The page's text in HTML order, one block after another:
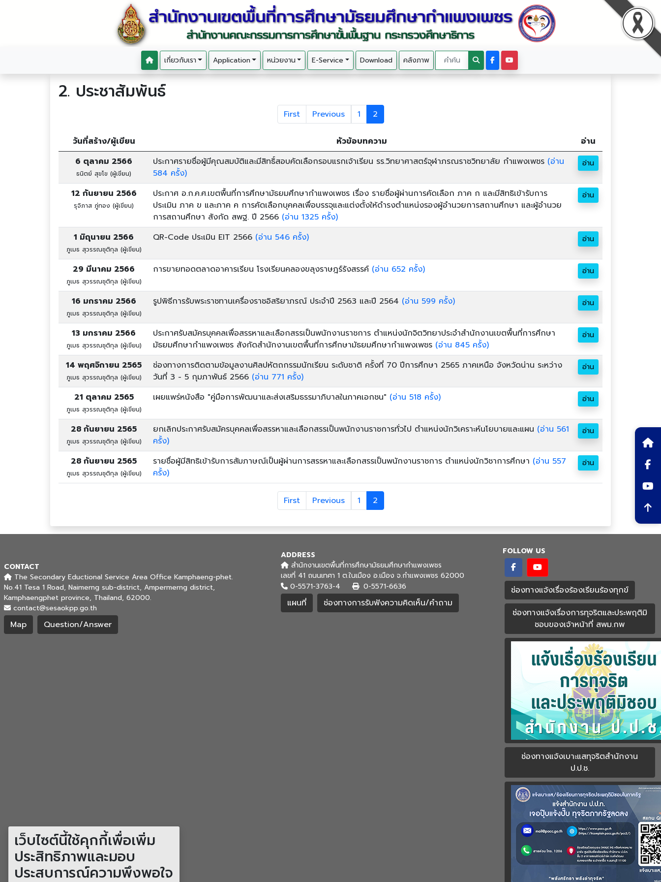
เกี่ยวกับเรา Application หน่วยงาน E-Service Download คลังภาพ
2. ประชาสัมพันธ์
First Previous 1 2
วันที่สร้าง/ผู้เขียน หัวข้อบทความ
อ่าน
6 ตุลาคม 2566
ธนิตย์ สุขโข (ผู้เขียน)
ประกาศรายชื่อผู้มีคุณสมบัติและมีสิทธิ์สอบคัดเลือกรอบแรกเจ้าเรียน รร.วิทยาศาสตร์จุฬาภรณราชวิทยาลัย กำแพงเพชร (อ่าน
584 ครั้ง)
อ่าน
12 กันยายน 2566
รุจิภาส ภู่ทอง (ผู้เขียน)
ประกาศ อ.ก.ค.ศ.เขตพื้นที่การศึกษามัธยมศึกษากำแพงเพชร เรื่อง รายชื่อผู้ผ่านการคัดเลือก ภาค ก และมีสิทธิเข้ารับการ
ประเมิน ภาค ข และภาค ค การคัดเลือกบุคคลเพื่อบรรจุและแต่งตั้งให้ดำรงตำแหน่งรองผู้อำนวยการสถานศึกษา และผู้อำนวย
การสถานศึกษา สังกัด สพฐ. ปี 2566 (อ่าน 1325 ครั้ง)
อ่าน
1 มิถุนายน 2566
ภูเมธ สุวรรณชุติกุล (ผู้เขียน)
QR-Code ประเมิน EIT 2566 (อ่าน 546 ครั้ง) อ่าน
29 มีนาคม 2566
ภูเมธ สุวรรณชุติกุล (ผู้เขียน)
การขายทอดตลาดอาคารเรียน โรงเรียนคลองขลุงราษฎร์รังสรรค์ (อ่าน 652 ครั้ง) อ่าน
16 มกราคม 2566
ภูเมธ สุวรรณชุติกุล (ผู้เขียน)
รูปพิธีการรับพระราชทานเครื่องราชอิสริยาภรณ์ ประจำปี 2563 และปี 2564 (อ่าน 599 ครั้ง) อ่าน
13 มกราคม 2566
ภูเมธ สุวรรณชุติกุล (ผู้เขียน)
ประกาศรับสมัครบุคคลเพื่อสรรหาและเลือกสรรเป็นพนักงานราชการ ตำแหน่งนักจิตวิทยาประจำสำนักงานเขตพื้นที่การศึกษา
มัธยมศึกษากำแพงเพชร สังกัดสำนักงานเขตพื้นที่การศึกษามัธยมศึกษากำแพงเพชร (อ่าน 845 ครั้ง)
อ่าน
14 พฤศจิกายน 2565
ภูเมธ สุวรรณชุติกุล (ผู้เขียน)
ช่องทางการติดตามข้อมูลงานศิลปหัตถกรรมนักเรียน ระดับชาติ ครั้งที่ 70 ปีการศึกษา 2565 ภาคเหนือ จังหวัดน่าน ระหว่าง
วันที่ 3 - 5 กุมภาพันธ์ 2566 (อ่าน 771 ครั้ง)
อ่าน
21 ตุลาคม 2565
ภูเมธ สุวรรณชุติกุล (ผู้เขียน)
เผยแพร่หนังสือ "คู่มือการพัฒนาและส่งเสริมธรรมาภิบาลในภาคเอกชน" (อ่าน 518 ครั้ง) อ่าน
28 กันยายน 2565
ภูเมธ สุวรรณชุติกุล (ผู้เขียน)
ยกเลิกประกาศรับสมัครบุคคลเพื่อสรรหาและเลือกสรรเป็นพนักงานราชการทั่วไป ตำแหน่งนักวิเคราะห์นโยบายและแผน (อ่าน 561
ครั้ง)
อ่าน
28 กันยายน 2565
ภูเมธ สุวรรณชุติกุล (ผู้เขียน)
รายชื่อผู้มีสิทธิเข้ารับการสัมภาษณ์เป็นผู้ผ่านการสรรหาและเลือกสรรเป็นพนักงานราชการ ตำแหน่งนักวิชาการศึกษา (อ่าน 557
ครั้ง)
อ่าน
First Previous 1 2
เว็บไซต์นี้ใช้คุกกี้เพื่อเพิ่ม
ประสิทธิภาพและมอบ
ประสบการณ์ความพึงพอใจ
CONTACT
The Secondary Eductional Service Area Office Kamphaeng-phet.
No.41 Tesa 1 Road, Naimerng sub-district, Ampermerng district,
Kamphaengphet province, Thailand, 62000.
contact@sesaokpp.go.th
Map Question/Answer
ADDRESS
สำนักงานเขตพื้นที่การศึกษามัธยมศึกษากำแพงเพชร
เลขที่ 41 ถนนเทศา 1 ต.ในเมือง อ.เมือง จ.กำแพงเพชร 62000
0-5571-3763-4
0-5571-6636
แผนที่ ช่องทางการรับฟังความคิดเห็น/คำถาม
FOLLOW US
ช่องทางแจ้งเรื่องร้องเรียนร้องทุกข์
ช่องทางแจ้งเรื่องการทุจริตและประพฤติมิ
ชอบของเจ้าหน้าที่ สพม.กพ
ช่องทางแจ้งเบาะแสทุจริตสำนักงาน
ป.ป.ช.